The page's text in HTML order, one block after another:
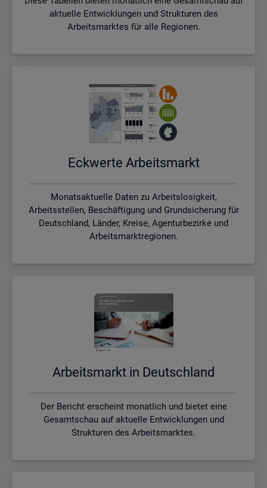
aktuelle Entwicklungen und Strukturen des
Arbeitsmarktes für alle Regionen.
Eck­wer­te Ar­beits­markt
Monatsaktuelle Daten zu Arbeitslosigkeit,
Arbeitsstellen, Beschäftigung und Grundsicherung für
Deutschland, Länder, Kreise, Agenturbezirke und
Arbeitsmarktregionen.
Ar­beits­markt in Deutsch­land
Der Bericht erscheint monatlich und bietet eine
Gesamtschau auf aktuelle Entwicklungen und
Strukturen des Arbeitsmarktes.